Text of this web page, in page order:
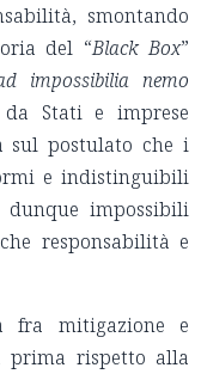
smontando
del “Black Box”
impossibilia nemo
da Stati e imprese
sul postulato che i
e indistinguibili
dunque impossibili
responsabilità e
fra mitigazione e
prima rispetto alla